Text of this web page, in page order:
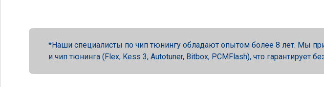
Наши специалисты по чип тюнингу обладают опытом более 8 лет. Мы
и чип тюнинга (Flex, Kess 3, Autotuner, Bitbox, PCMFlash), что гарантирует